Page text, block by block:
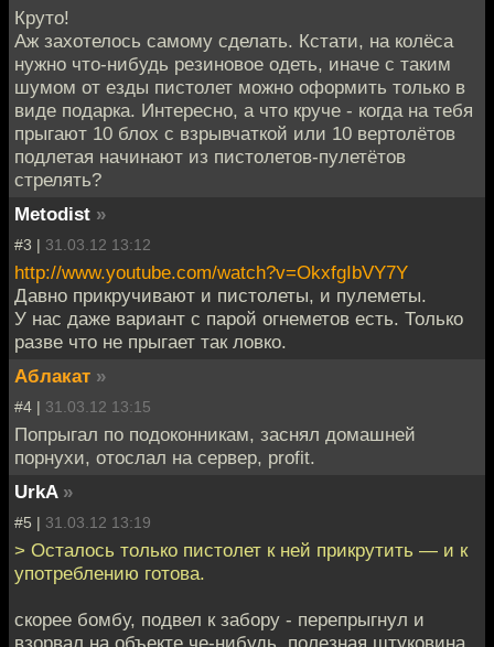
Круто!
Аж захотелось самому сделать. Кстати, на колёса
нужно что-нибудь резиновое одеть, иначе с таким
шумом от езды пистолет можно оформить только в
виде подарка. Интересно, а что круче - когда на тебя
прыгают 10 блох с взрывчаткой или 10 вертолётов
подлетая начинают из пистолетов-пулетётов
стрелять?
Metodist »
#3 | 31.03.12 13:12
http://www.youtube.com/watch?v=OkxfgIbVY7Y
Давно прикручивают и пистолеты, и пулеметы.
У нас даже вариант с парой огнеметов есть. Только
разве что не прыгает так ловко.
Аблакат »
#4 | 31.03.12 13:15
Попрыгал по подоконникам, заснял домашней
порнухи, отослал на сервер, profit.
UrkA »
#5 | 31.03.12 13:19
> Осталось только пистолет к ней прикрутить — и к
употреблению готова.
скорее бомбу, подвел к забору - перепрыгнул и
взорвал на объекте че-нибудь, полезная штуковина